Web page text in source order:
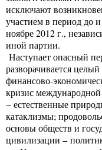
исключают
участием в период до
ноябре 2012 г.,
иной партии.
Наступает опасный
разворачивается
финансово-
кризис международной
− естественные
катаклизмы;
основы обществ и
цивилизации −